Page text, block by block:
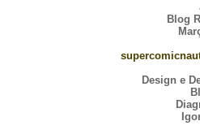
Blog
Design e